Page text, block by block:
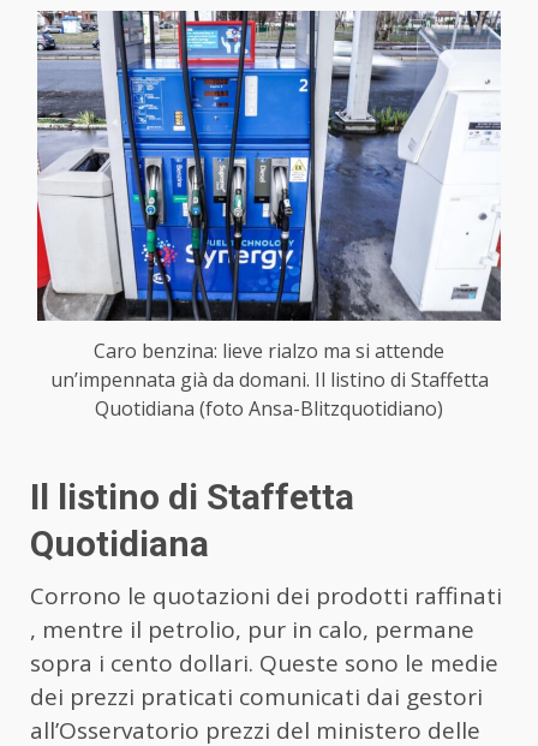
Caro benzina: lieve rialzo ma si attende
un’impennata già da domani. Il listino di Staffetta
Quotidiana (foto Ansa-Blitzquotidiano)
Il listino di Staffetta
Quotidiana
Corrono le quotazioni dei prodotti raffinati
, mentre il petrolio, pur in calo, permane
sopra i cento dollari. Queste sono le medie
dei prezzi praticati comunicati dai gestori
all’Osservatorio prezzi del ministero delle